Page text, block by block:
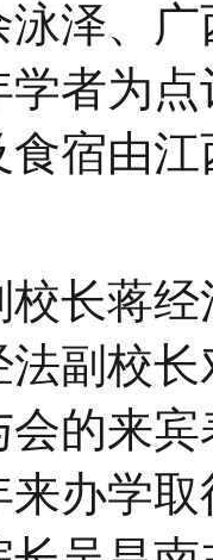
泽、
学者为
宿由
长蒋
副校
的来
办学